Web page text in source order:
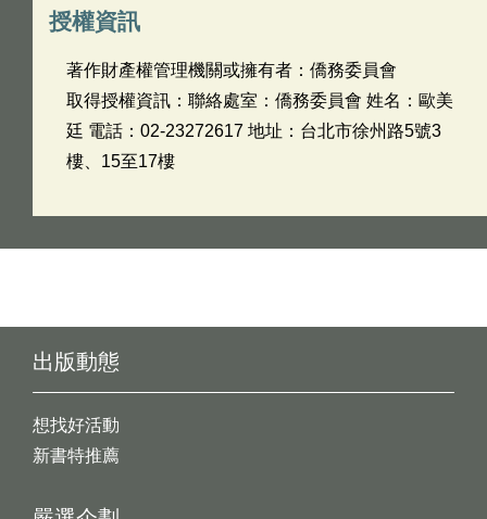
授權資訊
著作財產權管理機關或擁有者：僑務委員會
取得授權資訊：聯絡處室：僑務委員會 姓名：歐美
廷 電話：02-23272617 地址：台北市徐州路5號3
樓、15至17樓
出版動態
想找好活動
新書特推薦